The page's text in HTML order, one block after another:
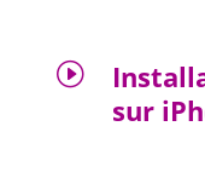
I
sur